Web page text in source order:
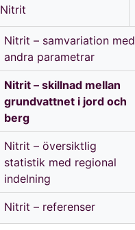
Nitrit
Nitrit – samvariation med
andra parametrar
Nitrit – skillnad mellan
grundvattnet i jord och
berg
Nitrit – översiktlig
statistik med regional
indelning
Nitrit – referenser